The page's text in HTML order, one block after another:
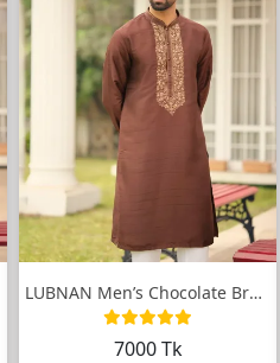
LUBNAN Men’s Chocolate Brown Embroidered...
7000 Tk